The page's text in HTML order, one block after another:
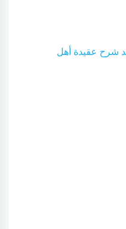
شرح عقيدة أهل